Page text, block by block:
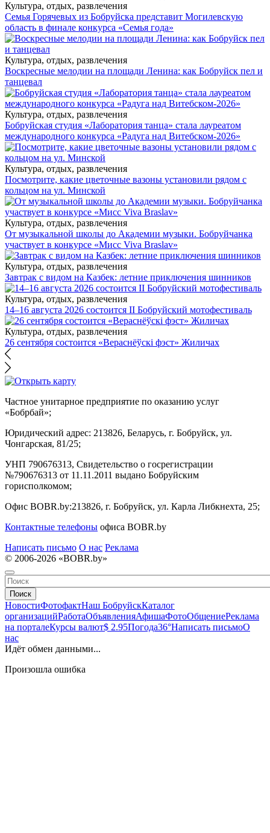
Культура, отдых, развлечения
Семья Горячевых из Бобруйска представит Могилевскую
область в финале конкурса «Семья года»
Культура, отдых, развлечения
Воскресные мелодии на площади Ленина: как Бобруйск пел и
танцевал
Культура, отдых, развлечения
Бобруйская студия «Лаборатория танца» стала лауреатом
международного конкурса «Радуга над Витебском-2026»
Культура, отдых, развлечения
Посмотрите, какие цветочные вазоны установили рядом с
кольцом на ул. Минской
Культура, отдых, развлечения
От музыкальной школы до Академии музыки. Бобруйчанка
участвует в конкурсе «Мисс Viva Braslav»
Культура, отдых, развлечения
Завтрак с видом на Казбек: летние приключения шинников
Культура, отдых, развлечения
14–16 августа 2026 состоится II Бобруйский мотофестиваль
Культура, отдых, развлечения
26 сентября состоится «Вераснёўскі фэст» Жиличах
Частное унитарное предприятие по оказанию услуг
«Бобрбай»;
Юридический адрес: 213826, Беларусь, г. Бобруйск, ул.
Чонгарская, 81/25;
УНП 790676313, Свидетельство о госрегистрации
№790676313 от 11.11.2011 выдано Бобруйским
горисполкомом;
Офис BOBR.by:213826, г. Бобруйск, ул. Карла Либкнехта, 25;
Контактные телефоны офиса BOBR.by
Написать письмо О нас Реклама
© 2006-2026 «BOBR.by»
Поиск
НовостиФотофактНаш БобруйскКаталог
организацийРаботаОбъявленияАфишаФотоОбщениеРеклама
на порталеКурсы валют$ 2.95Погода36°Написать письмоО
нас
Идёт обмен данными...
Произошла ошибка